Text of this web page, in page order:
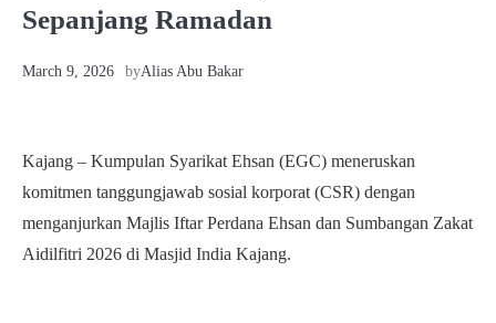
Sepanjang Ramadan
March 9, 2026 byAlias Abu Bakar
Kajang – Kumpulan Syarikat Ehsan (EGC) meneruskan
komitmen tanggungjawab sosial korporat (CSR) dengan
menganjurkan Majlis Iftar Perdana Ehsan dan Sumbangan Zakat
Aidilfitri 2026 di Masjid India Kajang.